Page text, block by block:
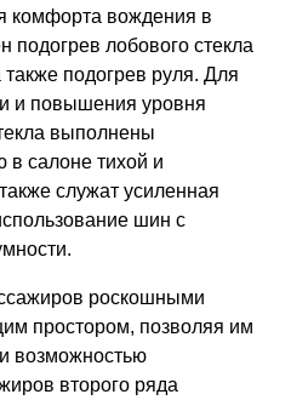
комфорта вождения в
подогрев лобового стекла
подогрев руля. Для
и повышения уровня
выполнены
салоне тихой и
служат усиленная
шин с
роскошными
простором, позволяя им
возможностью
второго ряда